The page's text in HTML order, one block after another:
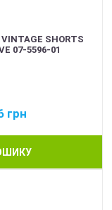
SHORTS
07-5596-01
грн